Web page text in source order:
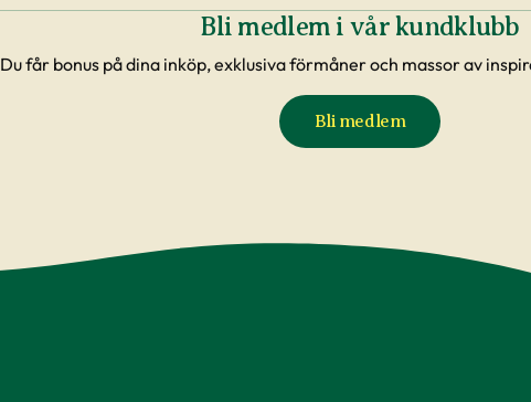
Bli medlem i vår kundklubb
Du får bonus på dina inköp, exklusiva förmåner och massor av
Bli medlem